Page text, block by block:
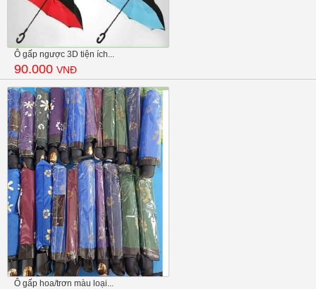
Ô gấp ngược 3D tiện ích...
90.000 VNĐ
Ô gấp hoa/trơn màu loại...